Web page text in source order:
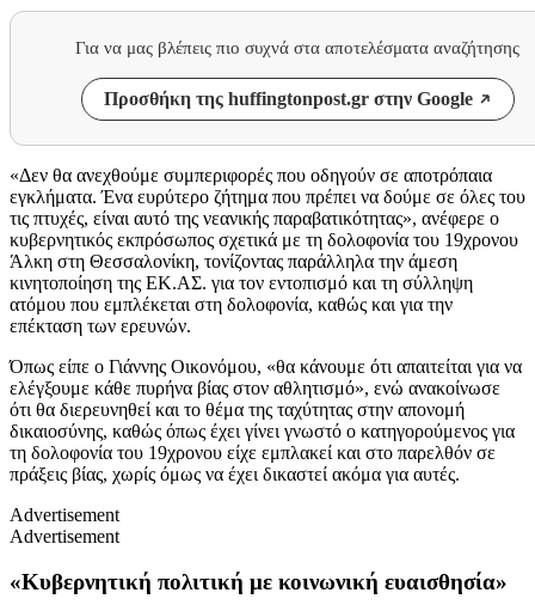
Για να μας βλέπεις πιο συχνά στα αποτελέσματα αναζήτησης
Προσθήκη της huffingtonpost.gr στην Google
«Δεν θα ανεχθούμε συμπεριφορές που οδηγούν σε αποτρόπαια
εγκλήματα. Ένα ευρύτερο ζήτημα που πρέπει να δούμε σε όλες του
τις πτυχές, είναι αυτό της νεανικής παραβατικότητας», ανέφερε ο
κυβερνητικός εκπρόσωπος σχετικά με τη δολοφονία του 19χρονου
Άλκη στη Θεσσαλονίκη, τονίζοντας παράλληλα την άμεση
κινητοποίηση της ΕΚ.ΑΣ. για τον εντοπισμό και τη σύλληψη
ατόμου που εμπλέκεται στη δολοφονία, καθώς και για την
επέκταση των ερευνών.
Όπως είπε ο Γιάννης Οικονόμου, «θα κάνουμε ότι απαιτείται για να
ελέγξουμε κάθε πυρήνα βίας στον αθλητισμό», ενώ ανακοίνωσε
ότι θα διερευνηθεί και το θέμα της ταχύτητας στην απονομή
δικαιοσύνης, καθώς όπως έχει γίνει γνωστό ο κατηγορούμενος για
τη δολοφονία του 19χρονου είχε εμπλακεί και στο παρελθόν σε
πράξεις βίας, χωρίς όμως να έχει δικαστεί ακόμα για αυτές.
Advertisement
Advertisement
«Κυβερνητική πολιτική με κοινωνική ευαισθησία»